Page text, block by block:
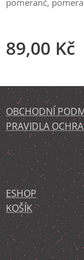
89,00 Kč
OBCHODNÍ
PRAVIDLA
ESHOP
KOŠÍK